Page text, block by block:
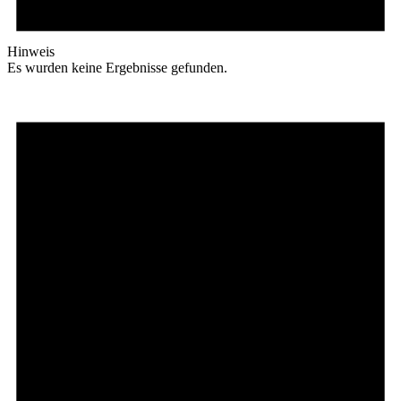
Hinweis
Es wurden keine Ergebnisse gefunden.